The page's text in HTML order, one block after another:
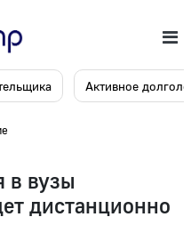
Активное
в вузы
дистанционно